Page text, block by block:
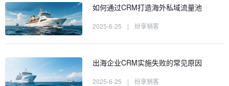
如何通过CRM打造海外私域流量池
2025-6-25 | 纷享销客
出海企业CRM实施失败的常见原因
2025-6-25 | 纷享销客